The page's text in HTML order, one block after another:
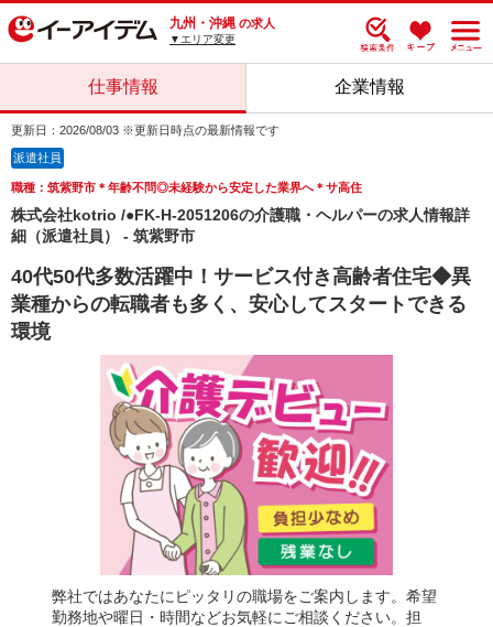
九州・沖縄 の求人
▼エリア変更
仕事情報 企業情報
更新日：2026/08/03 ※更新日時点の最新情報です
派遣社員
職種：筑紫野市＊年齢不問◎未経験から安定した業界へ＊サ高住
株式会社kotrio /●FK-H-2051206の介護職・ヘルパーの求人情報詳
細（派遣社員） - 筑紫野市
40代50代多数活躍中！サービス付き高齢者住宅◆異
業種からの転職者も多く、安心してスタートできる
環境
弊社ではあなたにピッタリの職場をご案内します。希望
勤務地や曜日・時間などお気軽にご相談ください。担